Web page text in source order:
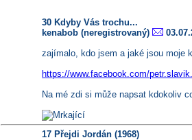
30 Kdyby Vás trochu...
kenabob (neregistrovaný)
zajímalo, kdo jsem a jaké jsou moje
https://www.facebook.com/
Na mé zdi si může napsat kdokoliv
17 Přejdi Jordán (1968)